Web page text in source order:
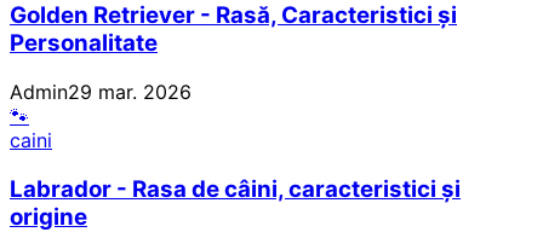
Golden Retriever - Rasă, Caracteristici și
Personalitate
Admin29 mar. 2026
🐾
caini
Labrador - Rasa de câini, caracteristici și
origine